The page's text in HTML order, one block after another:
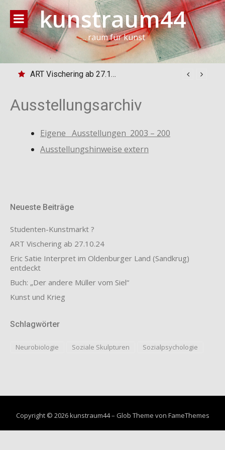
zum
Inhalt
kunstraum44
… raum für kunst
ART Vischering ab 27.10.24
Ausstellungsarchiv
Eigene Ausstellungen 2003 – 200
Ausstellungshinweise extern
Neueste Beiträge
Studenten-Kunstmarkt ?
ART Vischering ab 27.10.24
Eric Satie Interpret im Oldenburger Land (Sandkrug)
entdeckt
Buch: „Der andere Müller vom Siel“
Kunst und Krieg
Schlagwörter
Neurobiologie Soziale Skulpturen Sozialpsychologie
Copyright © 2026 kunstraum44– Glob Theme von FameThemes